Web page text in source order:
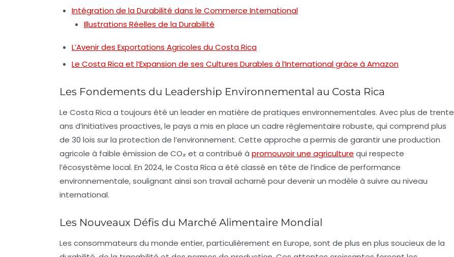
Intégration de la Durabilité dans le Commerce International
Illustrations Réelles de la Durabilité
L’Avenir des Exportations Agricoles du Costa Rica
Le Costa Rica et l’Expansion de ses Cultures Durables à l’International grâce à Amazon
Les Fondements du Leadership Environnemental au Costa Rica
Le Costa Rica a toujours été un leader en matière de pratiques environnementales. Avec plus de trente
ans d’initiatives proactives, le pays a mis en place un cadre réglementaire robuste, qui comprend plus
de 30 lois sur la protection de l’environnement. Cette approche a permis de garantir une production
agricole à faible émission de CO₂ et a contribué à promouvoir une agriculture qui respecte
l’écosystème local. En 2024, le Costa Rica a été classé en tête de l’indice de performance
environnementale, soulignant ainsi son travail acharné pour devenir un modèle à suivre au niveau
international.
Les Nouveaux Défis du Marché Alimentaire Mondial
Les consommateurs du monde entier, particulièrement en Europe, sont de plus en plus soucieux de la